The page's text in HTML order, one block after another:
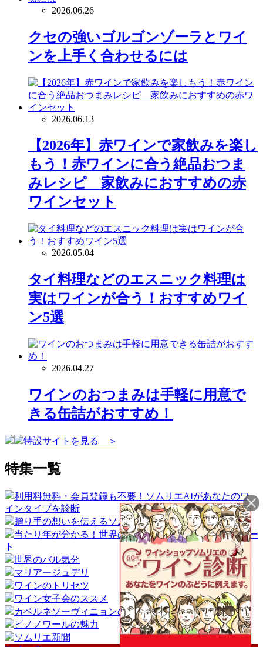
2026.06.26
クセの強いゴルゴンゾーラとワイ
ンを上手く合わせるには
2026.06.13
【2026年】赤ワインで家飲みを楽し
もう！赤ワインに合う絶品おつま
みレシピ 家飲みにおすすめの赤
ワインセット
2026.05.04
タイ料理などのエスニック料理は
実はワインが合う！おすすめワイ
ン5選
2026.04.27
ワインのおつまみは手軽に用意で
きる缶詰がおすすめ！
特設サイトを見る ＞
特集一覧
利用料無料・会員登録も不要！ソムリエAIがあなたのワ
インタイプを診断
贈り手の想いを伝えるソムリエギフト
当たり年が分かる！世界のワイン産地ヴィンテージチャー
ト
世界のバル気分
マリアージュデリ
ワインのトリセツ
ワイン女子会のススメ
カベルネソーヴィニョンの魅力
ピノノワールの魅力
ソムリエ新聞